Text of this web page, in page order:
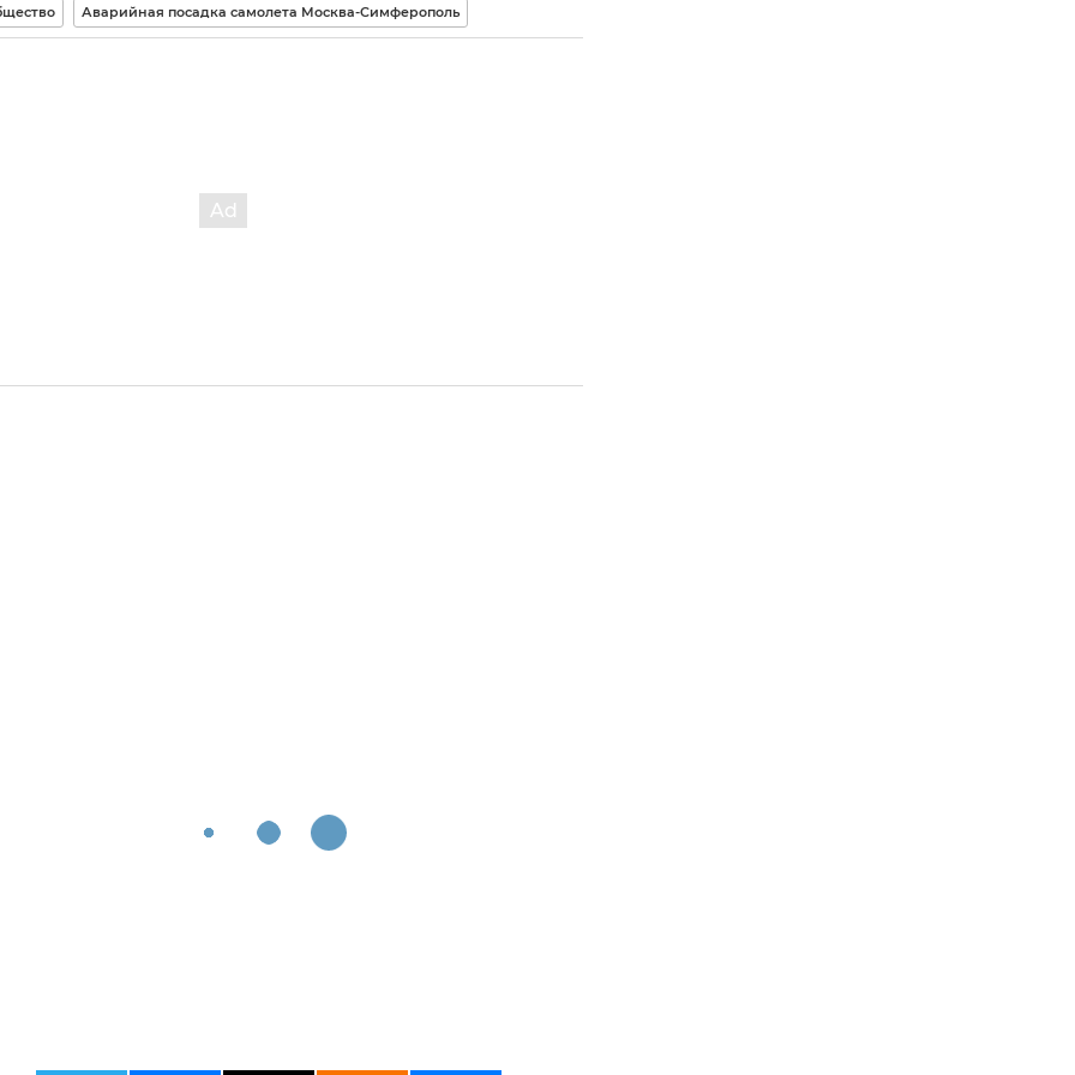
Аварийная посадка самолета Москва-Симферополь